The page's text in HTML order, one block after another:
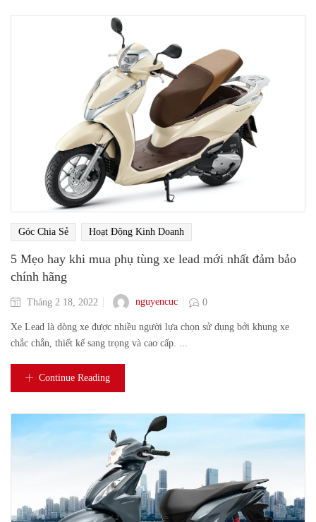
Góc Chia Sẻ Hoạt Động Kinh Doanh
5 Mẹo hay khi mua phụ tùng xe lead mới nhất đảm bảo
chính hãng
Tháng 2 18, 2022 nguyencuc 0
Xe Lead là dòng xe được nhiều người lựa chọn sử dụng bởi khung xe
chắc chắn, thiết kế sang trọng và cao cấp. ...
Continue Reading